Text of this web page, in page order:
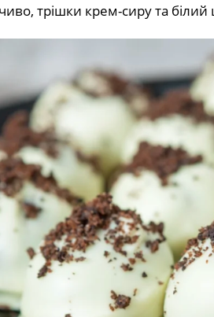
трішки крем-сиру та